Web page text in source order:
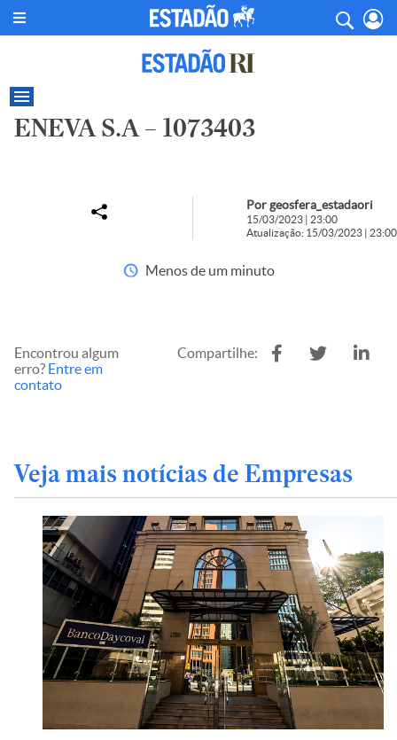
ENEVA S.A – 1073403
Por geosfera_estadaori
15/03/2023 | 23:00
Atualização: 15/03/2023 | 23:00
Menos de um minuto
Encontrou algum
erro? Entre em
contato
Compartilhe:
Veja mais notícias de Empresas